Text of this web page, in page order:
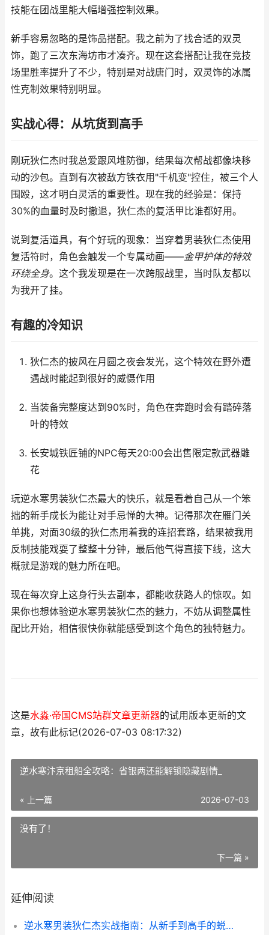
技能在团战里能大幅增强控制效果。
新手容易忽略的是饰品搭配。我之前为了找合适的双灵
饰，跑了三次东海坊市才凑齐。现在这套搭配让我在竞技
场里胜率提升了不少，特别是对战唐门时，双灵饰的冰属
性克制效果特别明显。
实战心得：从坑货到高手
刚玩狄仁杰时我总爱跟风堆防御，结果每次帮战都像块移
动的沙包。直到有次被敌方铁衣用"千机变"控住，被三个人
围殴，这才明白灵活的重要性。现在我的经验是：保持
30%的血量时及时撤退，狄仁杰的复活甲比谁都好用。
说到复活道具，有个好玩的现象：当穿着男装狄仁杰使用
复活符时，角色会触发一个专属动画——金甲护体的特效
环绕全身。这个我发现是在一次跨服战里，当时队友都以
为我开了挂。
有趣的冷知识
狄仁杰的披风在月圆之夜会发光，这个特效在野外遭
遇战时能起到很好的威慑作用
当装备完整度达到90%时，角色在奔跑时会有踏碎落
叶的特效
长安城铁匠铺的NPC每天20:00会出售限定款武器雕
花
玩逆水寒男装狄仁杰最大的快乐，就是看着自己从一个笨
拙的新手成长为能让对手忌惮的大神。记得那次在雁门关
单挑，对面30级的狄仁杰用着我的连招套路，结果被我用
反制技能戏耍了整整十分钟，最后他气得直接下线，这大
概就是游戏的魅力所在吧。
现在每次穿上这身行头去副本，都能收获路人的惊叹。如
果你也想体验逆水寒男装狄仁杰的魅力，不妨从调整属性
配比开始，相信很快你就能感受到这个角色的独特魅力。
这是水淼·帝国CMS站群文章更新器的试用版本更新的文
章，故有此标记(2026-07-03 08:17:32)
逆水寒汴京租船全攻略：省银两还能解锁隐藏剧情_
« 上一篇 2026-07-03
没有了！
下一篇 »
延伸阅读
逆水寒男装狄仁杰实战指南：从新手到高手的蜕变之路